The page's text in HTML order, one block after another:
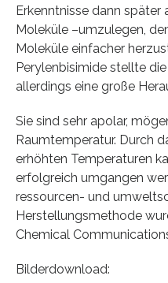
Erkenntnisse dann
Moleküle –umzulegen,
Moleküle einfacher
Perylenbisimide stellte
allerdings eine große
Sie sind sehr apolar,
Raumtemperatur. Durch
erhöhten Temperaturen
erfolgreich umgangen
ressourcen- und
Herstellungsmethode
Chemical
Bilderdownload: